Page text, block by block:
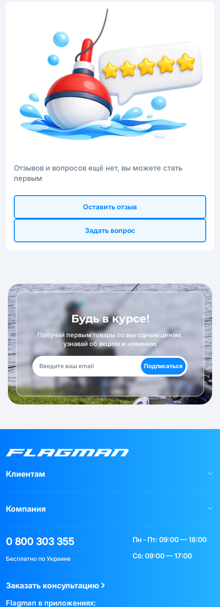
Отзывов и вопросов ещё нет, вы можете стать
первым
Оставить отзыв
Задать вопрос
Будь в курсе!
Получай первым товары по выгодным ценам,
узнавай об акциях и новинках
Подписаться
Клиентам
Компания
0 800 303 355
Бесплатно по Украине
Пн - Пт: 09:00 — 18:00
Сб: 09:00 — 17:00
Заказать консультацию
Flagman в приложениях: